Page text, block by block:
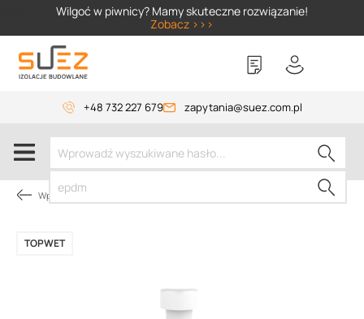
Wilgoć w piwnicy? Mamy skuteczne rozwiązanie!
Zobacz >>>
+48 732 227 679 zapytania@suez.com.pl
Wpusty i akcesoria
TOPWET